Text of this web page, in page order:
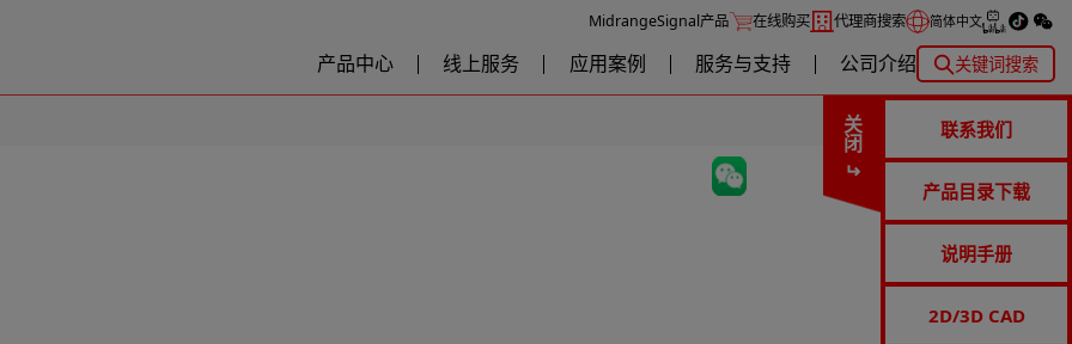
MidrangeSignal产品 在线购买 代理商搜索 简体中文
产品中心 线上服务 应用案例 服务与支持 公司介绍 关键词搜索
关闭 联系我们
产品目录下载
说明手册
2D/3D CAD